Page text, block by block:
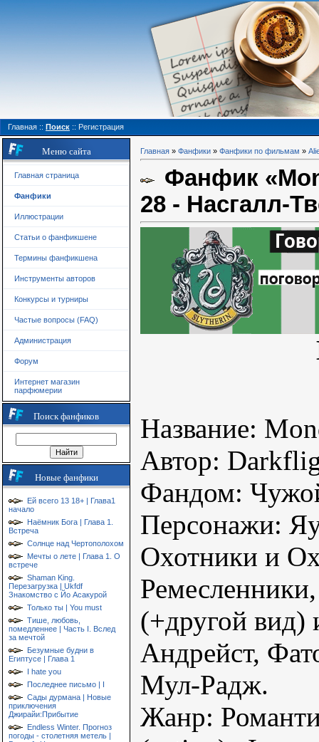
Главная :: Поиск :: Регистрация
Меню сайта
Главная страница
Фанфики
Иллюстрации
Статьи о фанфикшене
Термины фанфикшена
Инструменты авторов
Конкурсы и турниры
Частые вопросы (FAQ)
Администрация
Форум
Интернет магазин
парфюмерии
Поиск фанфиков
Новые фанфики
Ей всего 13 18+ | Глава1
начало
Наёмник Бога | Глава 1.
Встреча
Солнце над Чертополохом
Мечты о лете | Глава 1. О
встрече
Shaman King.
Перезагрузка | Ukfdf
Знакомство с Йо Асакурой
Только ты | You must
Тише, любовь,
помедленнее | Часть I. Вслед
за мечтой
Безумные будни в
Египтусе | Глава 1
I hate you
Последнее письмо | I
Сады дурмана | Новые
приключения
Джирайи:Прибытие
Endless Winter. Прогноз
погоды - столетняя метель |
Главная » Фанфики » Фанфики по фильмам »
Фанфик
28 - Насгалл-
Название:
Автор:
Фандом:
Персонажи:
Охотники и
(+другой вид)
Андрейст,
Мул-Радж.
Жанр: